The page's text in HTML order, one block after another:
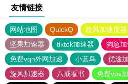
友情链接
网站地图 QuickQ 旋风加速度器
坚果加速器
tiktok加速器
狗急
免费vqn外网加速
小蓝鸟 优途
旋风加速器
八戒看书
免费vps